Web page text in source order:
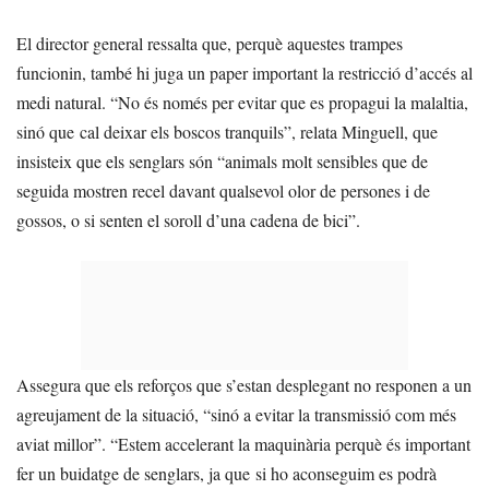
El director general ressalta que, perquè aquestes trampes
funcionin, també hi juga un paper important la restricció d’accés al
medi natural. “No és només per evitar que es propagui la malaltia,
sinó que cal deixar els boscos tranquils”, relata Minguell, que
insisteix que els senglars són “animals molt sensibles que de
seguida mostren recel davant qualsevol olor de persones i de
gossos, o si senten el soroll d’una cadena de bici”.
Assegura que els reforços que s’estan desplegant no responen a un
agreujament de la situació, “sinó a evitar la transmissió com més
aviat millor”. “Estem accelerant la maquinària perquè és important
fer un buidatge de senglars, ja que si ho aconseguim es podrà